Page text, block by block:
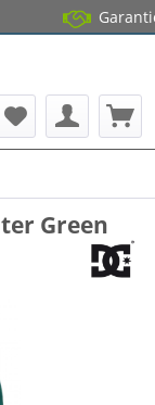
14 Tage
Garantierter
Green